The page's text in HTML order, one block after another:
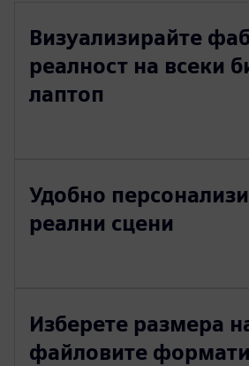
Визуализирайте
реалност на всеки
лаптоп
Удобно
реални сцени
Изберете размера
файловите формати